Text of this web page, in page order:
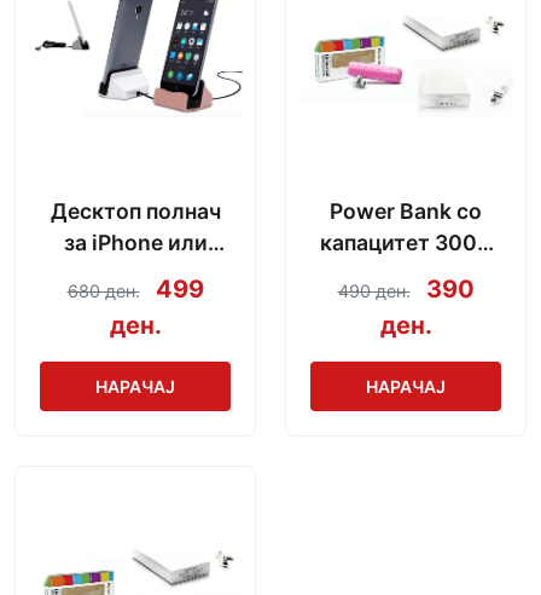
Десктоп полнач
за iPhone или
Android со модел
по избор
680 ден.
499
ден.
НАРАЧАЈ
Power Bank со
капацитет 3000
mAh + кабел за
полнење
490 ден.
390
ден.
НАРАЧАЈ